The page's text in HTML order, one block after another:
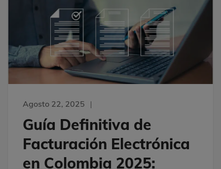
Agosto 22, 2025
Guía Definitiva de
Facturación Electrónica
en Colombia 2025: